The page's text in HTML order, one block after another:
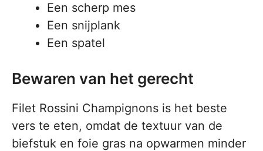
Een scherp mes
Een snijplank
Een spatel
Bewaren van het gerecht
Filet Rossini Champignons is het beste
vers te eten, omdat de textuur van de
biefstuk en foie gras na opwarmen minder